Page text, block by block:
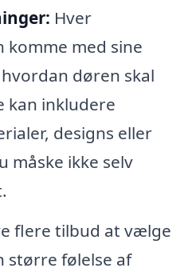
Hver
med sine
døren skal
kan inkludere
designs eller
måske ikke selv
flere tilbud at vælge
større følelse af